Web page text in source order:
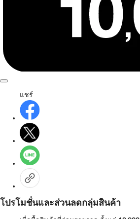
แชร์
โปรโมชั่นและส่วนลดกลุ่มสินค้า